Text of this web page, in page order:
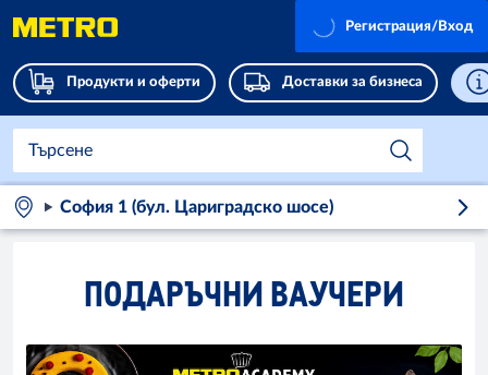
Продукти и оферти Доставки за бизнеса
Регистрация/Вход
София 1 (бул. Цариградско шосе)
ПОДАРЪЧНИ ВАУЧЕРИ